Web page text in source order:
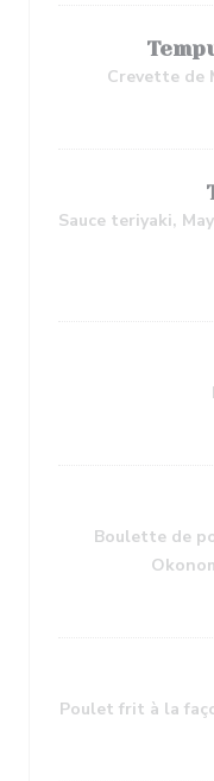
Crevette de
Sauce teriyaki,
Boulette de
Poulet frit à la